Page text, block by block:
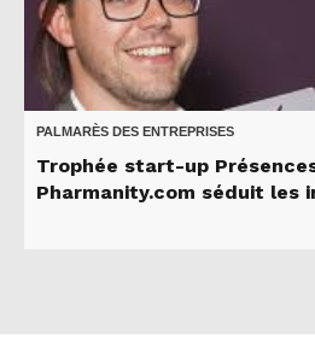
PALMARÈS DES ENTREPRISES
Trophée start-up
Pharmanity.com séduit les